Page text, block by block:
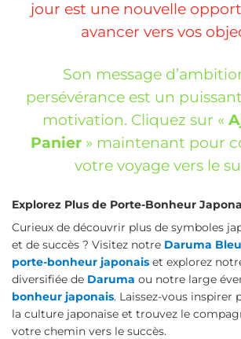
jour est une nouvelle
avancer vers vos
Son message
persévérance est un
motivation. Cliquez sur «
Panier » maintenant pour
votre voyage vers le
Explorez Plus de Porte-Bonheur
Curieux de découvrir plus de symboles
et de succès ? Visitez notre Daruma
porte-bonheur japonais et explorez
diversifiée de Daruma ou notre large
bonheur japonais. Laissez-vous inspirer
la culture japonaise et trouvez le
votre chemin vers le succès.